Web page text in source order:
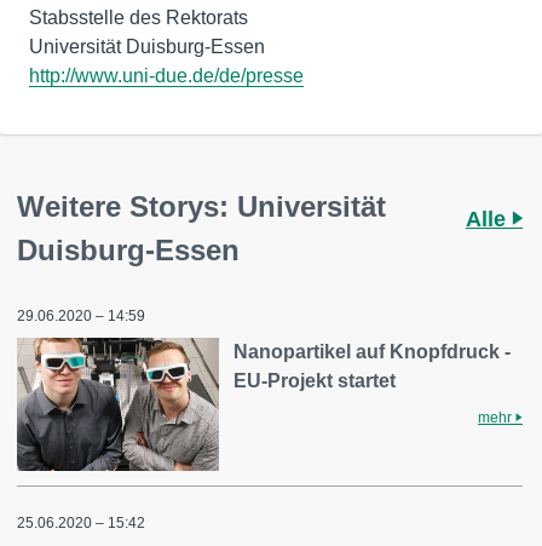
Stabsstelle des Rektorats
http://www.uni-due.de/de/presse
Weitere Storys: Universität
Duisburg-Essen
Alle
29.06.2020 – 14:59
Nanopartikel auf Knopfdruck -
EU-Projekt startet
mehr
25.06.2020 – 15:42